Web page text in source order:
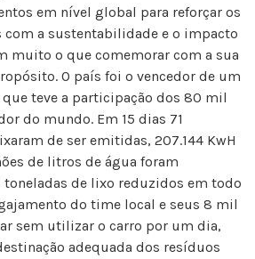
em nível global para reforçar os
a sustentabilidade e o impacto
muito o que comemorar com a sua
O país foi o vencedor de um
teve a participação dos 80 mil
do mundo. Em 15 dias 71
de ser emitidas, 207.144 KwH
de litros de água foram
toneladas de lixo reduzidos em todo
do time local e seus 8 mil
sem utilizar o carro por um dia,
adequada dos resíduos